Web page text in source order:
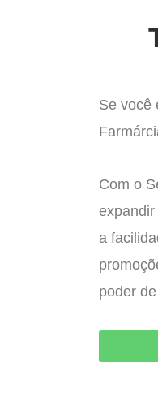
Se você
Com o
a
poder